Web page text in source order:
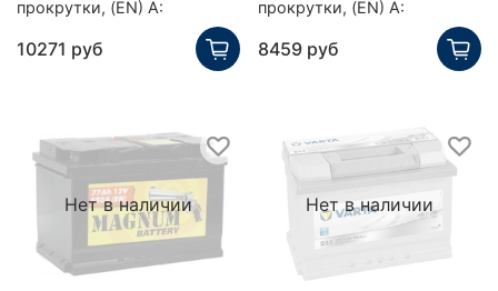
прокрутки, (EN) А:
10271 руб
прокрутки, (EN) А:
8459 руб
Нет в наличии Нет в наличии